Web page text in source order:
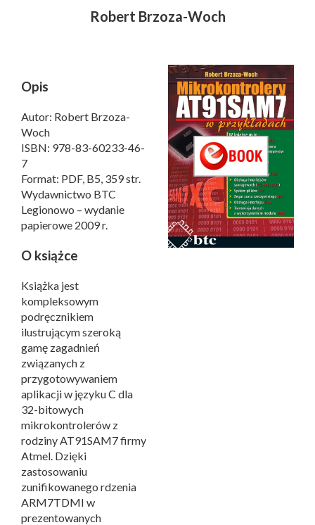
Robert Brzoza-Woch
Opis
Autor: Robert Brzoza-
Woch
ISBN: 978-83-60233-46-
7
Format: PDF, B5, 359 str.
Wydawnictwo BTC
Legionowo – wydanie
papierowe 2009 r.
O książce
Książka jest
kompleksowym
podręcznikiem
ilustrującym szeroką
gamę zagadnień
związanych z
przygotowywaniem
aplikacji w języku C dla
32-bitowych
mikrokontrolerów z
rodziny AT91SAM7 firmy
Atmel. Dzięki
zastosowaniu
zunifikowanego rdzenia
ARM7TDMI w
prezentowanych